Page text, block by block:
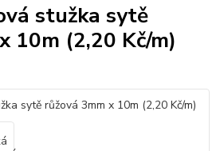
stužka sytě
10m (2,20 Kč/m)